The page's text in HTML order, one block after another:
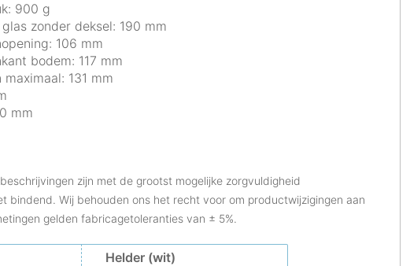
900 g
zonder deksel: 190 mm
106 mm
bodem: 117 mm
131 mm
mm
zijn met de grootst mogelijke zorgvuldigheid
bindend. Wij behouden ons het recht voor om productwijzigingen aan
gelden fabricagetoleranties van ± 5%.
Helder (wit)